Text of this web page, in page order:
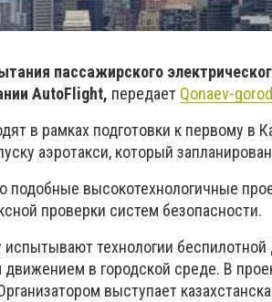
пассажирского
AutoFlight, передает Qonaev-
в рамках подготовки к первому в
аэротакси, который
подобные высокотехнологичные
проверки систем безопасности.
технологии беспилотной
в городской среде. В
выступает